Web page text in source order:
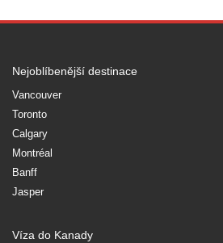
Nejoblíbenější destinace
Vancouver
Toronto
Calgary
Montréal
Banff
Jasper
Víza do Kanady